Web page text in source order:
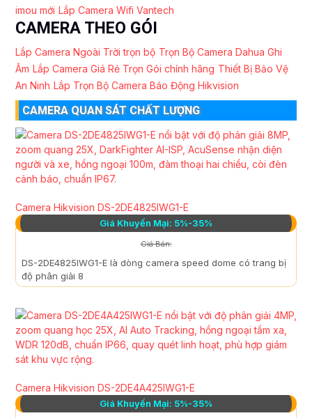
imou mới Lắp Camera Wifi Vantech
CAMERA THEO GÓI
Lắp Camera Ngoài Trời trọn bộ Trọn Bộ Camera Dahua Ghi
Âm Lắp Camera Giá Rẻ Trọn Gói chính hãng Thiết Bị Bảo Vệ
An Ninh Lắp Trọn Bộ Camera Báo Động Hikvision
CAMERA QUAN SÁT CHẤT LƯỢNG
Camera Hikvision DS-2DE4825IWG1-E
Giá Khuyến Mại: 5%-35%
Giá Bán:
DS-2DE4825IWG1-E là dòng camera speed dome có trang bị
độ phân giải 8
Camera Hikvision DS-2DE4A425IWG1-E
Giá Khuyến Mại: 5%-35%